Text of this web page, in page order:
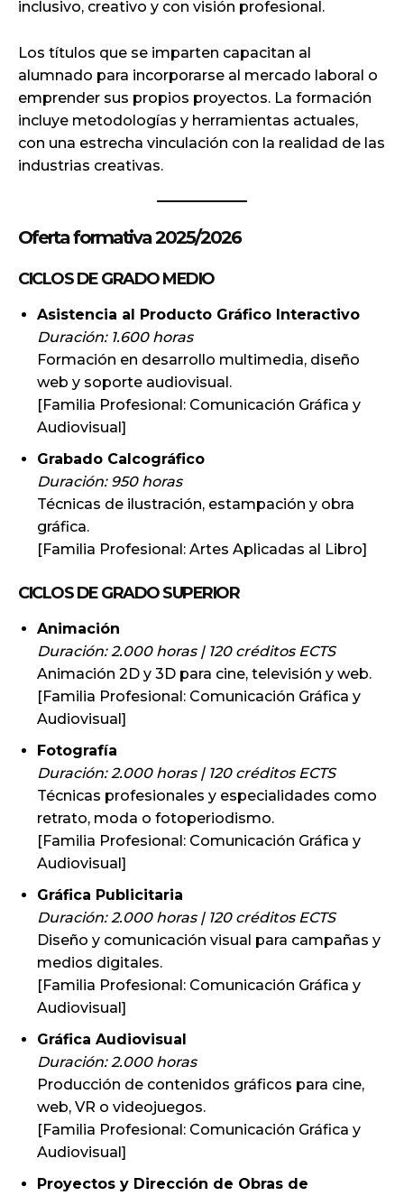
inclusivo, creativo y con visión profesional.
Los títulos que se imparten capacitan al
alumnado para incorporarse al mercado laboral o
emprender sus propios proyectos. La formación
incluye metodologías y herramientas actuales,
con una estrecha vinculación con la realidad de las
industrias creativas.
Oferta formativa 2025/2026
CICLOS DE GRADO MEDIO
Asistencia al Producto Gráfico Interactivo
Duración: 1.600 horas
Formación en desarrollo multimedia, diseño
web y soporte audiovisual.
[Familia Profesional: Comunicación Gráfica y
Audiovisual]
Grabado Calcográfico
Duración: 950 horas
Técnicas de ilustración, estampación y obra
gráfica.
[Familia Profesional: Artes Aplicadas al Libro]
CICLOS DE GRADO SUPERIOR
Animación
Duración: 2.000 horas | 120 créditos ECTS
Animación 2D y 3D para cine, televisión y web.
[Familia Profesional: Comunicación Gráfica y
Audiovisual]
Fotografía
Duración: 2.000 horas | 120 créditos ECTS
Técnicas profesionales y especialidades como
retrato, moda o fotoperiodismo.
[Familia Profesional: Comunicación Gráfica y
Audiovisual]
Gráfica Publicitaria
Duración: 2.000 horas | 120 créditos ECTS
Diseño y comunicación visual para campañas y
medios digitales.
[Familia Profesional: Comunicación Gráfica y
Audiovisual]
Gráfica Audiovisual
Duración: 2.000 horas
Producción de contenidos gráficos para cine,
web, VR o videojuegos.
[Familia Profesional: Comunicación Gráfica y
Audiovisual]
Proyectos y Dirección de Obras de